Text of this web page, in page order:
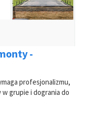
-
profesjonalizmu,
grupie i dogrania do